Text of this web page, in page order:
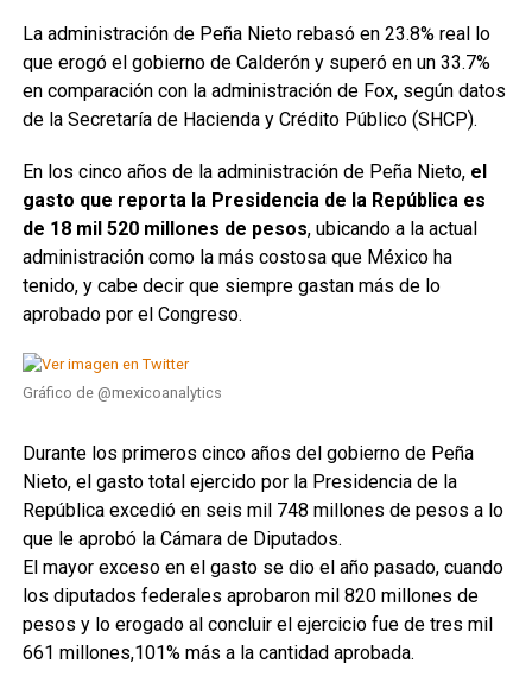
La administración de Peña Nieto rebasó en 23.8% real lo
que erogó el gobierno de Calderón y superó en un 33.7%
en comparación con la administración de Fox, según datos
de la Secretaría de Hacienda y Crédito Público (SHCP).
En los cinco años de la administración de Peña Nieto, el
gasto que reporta la Presidencia de la República es
de 18 mil 520 millones de pesos, ubicando a la actual
administración como la más costosa que México ha
tenido, y cabe decir que siempre gastan más de lo
aprobado por el Congreso.
Gráfico de @mexicoanalytics
Durante los primeros cinco años del gobierno de Peña
Nieto, el gasto total ejercido por la Presidencia de la
República excedió en seis mil 748 millones de pesos a lo
que le aprobó la Cámara de Diputados.
El mayor exceso en el gasto se dio el año pasado, cuando
los diputados federales aprobaron mil 820 millones de
pesos y lo erogado al concluir el ejercicio fue de tres mil
661 millones,101% más a la cantidad aprobada.